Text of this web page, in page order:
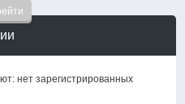
нет зарегистрированных